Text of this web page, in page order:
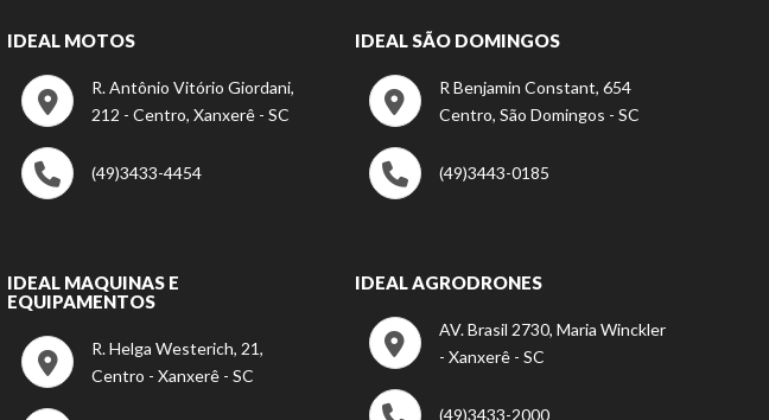
IDEAL MOTOS
R. Antônio Vitório Giordani,
212 - Centro, Xanxerê - SC
(49)3433-4454
IDEAL SÃO DOMINGOS
R Benjamin Constant, 654
Centro, São Domingos - SC
(49)3443-0185
IDEAL MAQUINAS E
EQUIPAMENTOS
R. Helga Westerich, 21,
Centro - Xanxerê - SC
IDEAL AGRODRONES
AV. Brasil 2730, Maria Winckler
- Xanxerê - SC
(49)3433-2000